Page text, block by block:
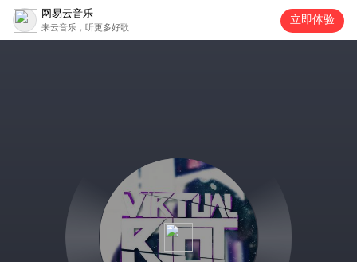
网易云音乐
来云音乐，听更多好歌
立即体验